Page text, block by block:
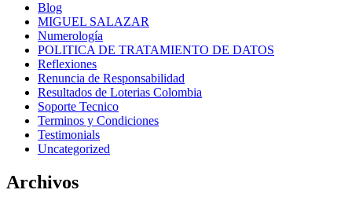
Blog
MIGUEL SALAZAR
Numerología
POLITICA DE TRATAMIENTO DE DATOS
Reflexiones
Renuncia de Responsabilidad
Resultados de Loterias Colombia
Soporte Tecnico
Terminos y Condiciones
Testimonials
Uncategorized
Archivos